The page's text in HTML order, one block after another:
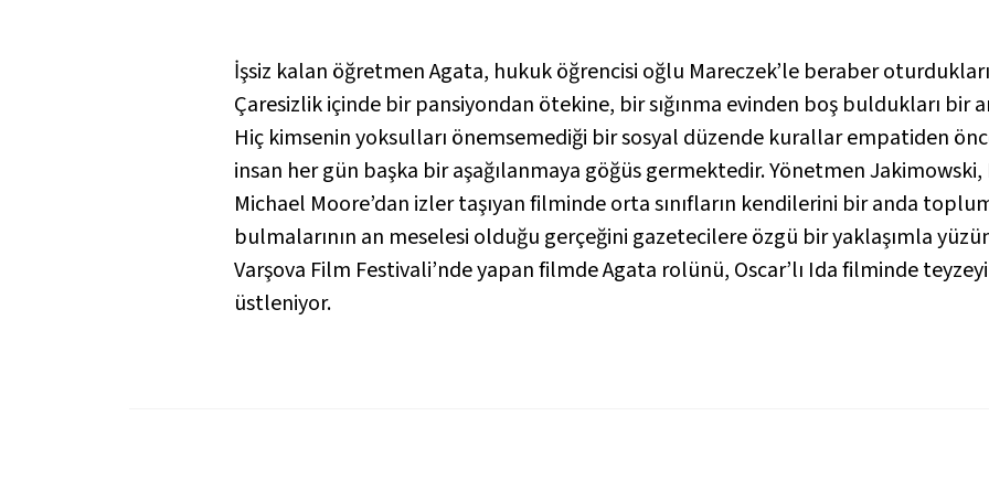
İşsiz kalan öğretmen Agata, hukuk öğrencisi oğlu Mareczek’le beraber
Çaresizlik içinde bir pansiyondan ötekine, bir sığınma evinden boş buldukları bir
Hiç kimsenin yoksulları önemsemediği bir sosyal düzende kurallar empatiden
insan her gün başka bir aşağılanmaya göğüs germektedir. Yönetmen
Michael Moore’dan izler taşıyan filminde orta sınıfların kendilerini bir anda
bulmalarının an meselesi olduğu gerçeğini gazetecilere özgü bir yaklaşımla
Varşova Film Festivali’nde yapan filmde Agata rolünü, Oscar’lı Idafilminde
üstleniyor.